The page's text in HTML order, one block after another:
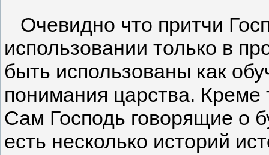
Очевидно что притчи
использовании только в
быть использованы как
понимания царства. Креме
Сам Господь говорящие о
есть несколько историй